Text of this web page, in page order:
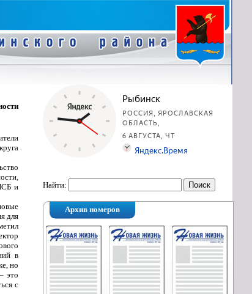
и
для
в
но
это
с
Найти:
Архив номеров